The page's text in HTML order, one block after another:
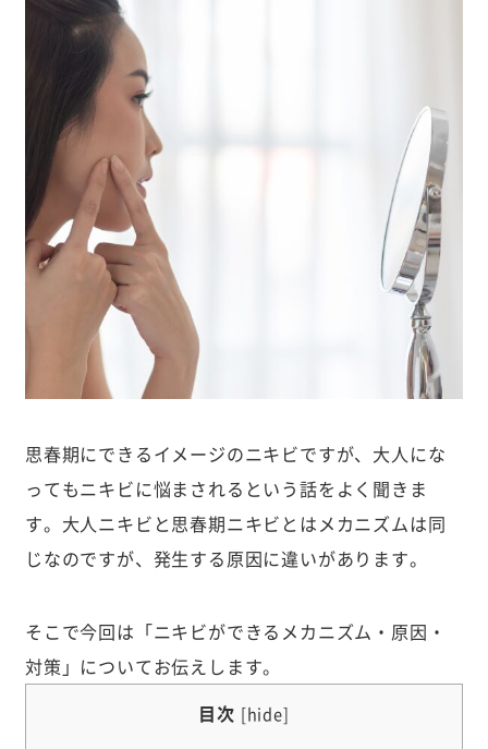
思春期にできるイメージのニキビですが、大人にな
ってもニキビに悩まされるという話をよく聞きま
す。大人ニキビと思春期ニキビとはメカニズムは同
じなのですが、発生する原因に違いがあります。
そこで今回は「ニキビができるメカニズム・原因・
対策」についてお伝えします。
目次 [hide]